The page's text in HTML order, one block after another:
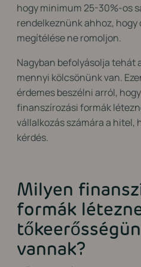
hogy minimum 25-30%-os
rendelkeznünk ahhoz,
megítélése ne romoljon.
Nagyban befolyásolja tehát
mennyi kölcsönünk van.
érdemes beszélni arról,
finanszírozási formák
vállalkozás számára a hitel,
kérdés.
Milyen
formák
vannak?